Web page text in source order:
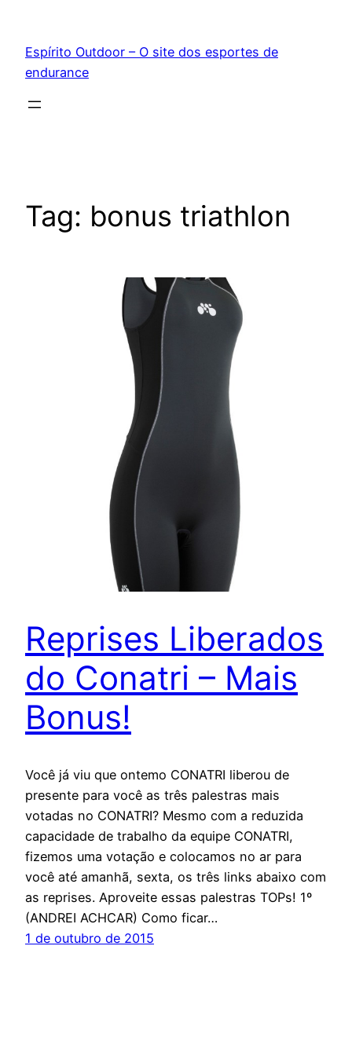
conteúdo
Espírito Outdoor – O site dos esportes de
endurance
Tag: bonus triathlon
Reprises Liberados
do Conatri – Mais
Bonus!
Você já viu que ontemo CONATRI liberou de
presente para você as três palestras mais
votadas no CONATRI? Mesmo com a reduzida
capacidade de trabalho da equipe CONATRI,
fizemos uma votação e colocamos no ar para
você até amanhã, sexta, os três links abaixo com
as reprises. Aproveite essas palestras TOPs! 1º
(ANDREI ACHCAR) Como ficar…
1 de outubro de 2015